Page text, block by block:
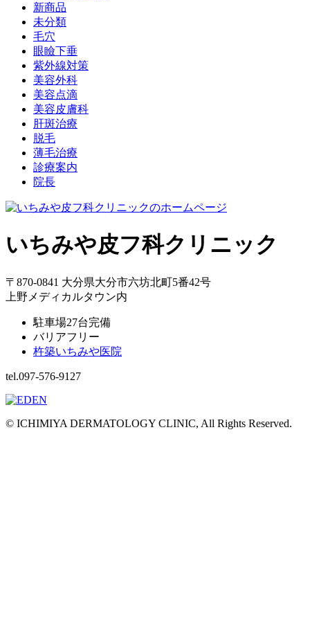
新商品
未分類
毛穴
眼瞼下垂
紫外線対策
美容外科
美容点滴
美容皮膚科
肝斑治療
脱毛
薄毛治療
診療案内
院長
いちみや皮フ科クリニック
〒870-0841 大分県大分市六坊北町5番42号
上野メディカルタウン内
駐車場27台完備
バリアフリー
杵築いちみや医院
tel.097-576-9127
© ICHIMIYA DERMATOLOGY CLINIC, All Rights Reserved.